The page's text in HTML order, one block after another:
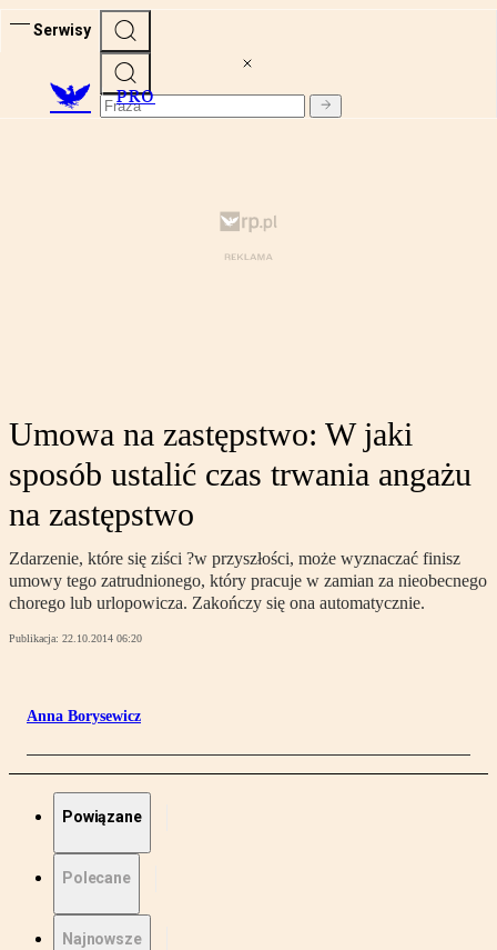
Serwisy
PRO
Umowa na zastępstwo: W jaki
sposób ustalić czas trwania angażu
na zastępstwo
Zdarzenie, które się ziści ?w przyszłości, może wyznaczać finisz
umowy tego zatrudnionego, który pracuje w zamian za nieobecnego
chorego lub urlopowicza. Zakończy się ona automatycznie.
Publikacja: 22.10.2014 06:20
Anna Borysewicz
Powiązane
Polecane
Najnowsze